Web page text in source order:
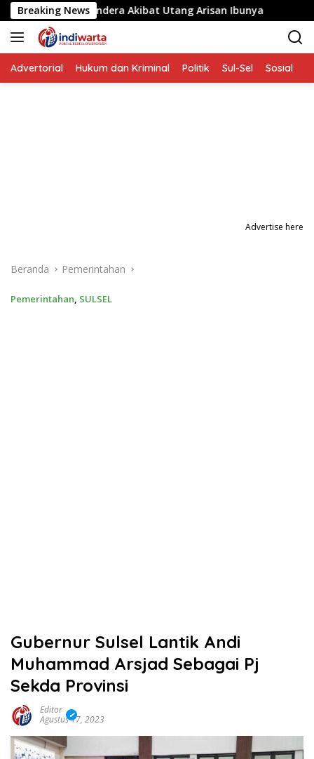
Langsung
ke
konten
Breaking News
Disandera Akibat Utang Arisan Ibunya Aksi
Advertorial Hukum dan Kriminal Politik Sul-Sel Sosial
Advertise here
Beranda Pemerintahan
Pemerintahan, SULSEL
Gubernur Sulsel Lantik Andi
Muhammad Arsjad Sebagai Pj
Sekda Provinsi
Editor
Agustus 17, 2023